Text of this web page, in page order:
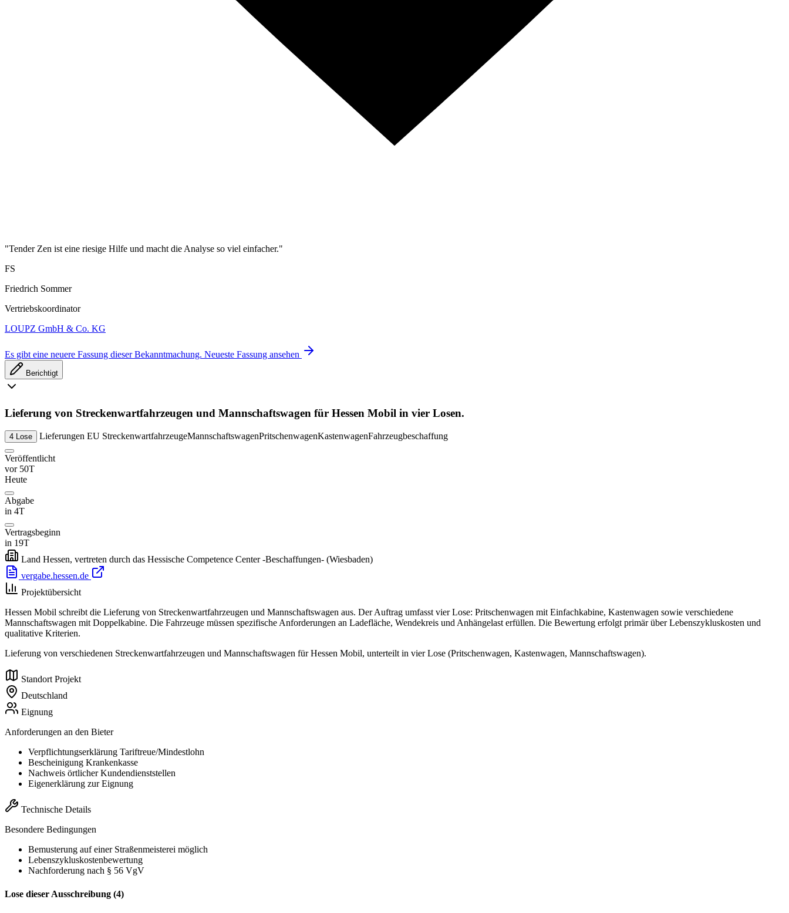
"Tender Zen ist eine riesige Hilfe und macht die Analyse so viel einfacher."
FS
Friedrich Sommer
Vertriebskoordinator
LOUPZ GmbH & Co. KG
Es gibt eine neuere Fassung dieser Bekanntmachung. Neueste Fassung ansehen
Berichtigt
Lieferung von Streckenwartfahrzeugen und Mannschaftswagen für Hessen Mobil in vier Losen.
4 Lose Lieferungen EU StreckenwartfahrzeugeMannschaftswagenPritschenwagenKastenwagenFahrzeugbeschaffung
Veröffentlicht
vor 50T
Heute
Abgabe
in 4T
Vertragsbeginn
in 19T
Land Hessen, vertreten durch das Hessische Competence Center -Beschaffungen- (Wiesbaden)
vergabe.hessen.de
Projektübersicht
Hessen Mobil schreibt die Lieferung von Streckenwartfahrzeugen und Mannschaftswagen aus. Der Auftrag umfasst vier Lose: Pritschenwagen mit Einfachkabine, Kastenwagen sowie verschiedene
Mannschaftswagen mit Doppelkabine. Die Fahrzeuge müssen spezifische Anforderungen an Ladefläche, Wendekreis und Anhängelast erfüllen. Die Bewertung erfolgt primär über Lebenszykluskosten und
qualitative Kriterien.
Lieferung von verschiedenen Streckenwartfahrzeugen und Mannschaftswagen für Hessen Mobil, unterteilt in vier Lose (Pritschenwagen, Kastenwagen, Mannschaftswagen).
Standort Projekt
Deutschland
Eignung
Anforderungen an den Bieter
Verpflichtungserklärung Tariftreue/Mindestlohn
Bescheinigung Krankenkasse
Nachweis örtlicher Kundendienststellen
Eigenerklärung zur Eignung
Technische Details
Besondere Bedingungen
Bemusterung auf einer Straßenmeisterei möglich
Lebenszykluskostenbewertung
Nachforderung nach § 56 VgV
Lose dieser Ausschreibung (4)